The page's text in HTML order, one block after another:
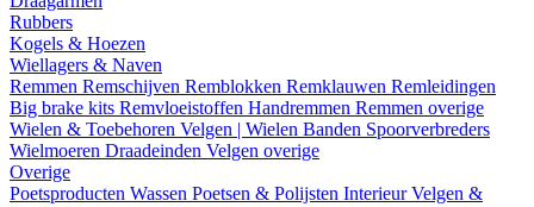
Rubbers
Kogels & Hoezen
Wiellagers & Naven
Remmen Remschijven Remblokken Remklauwen Remleidingen
Big brake kits Remvloeistoffen Handremmen Remmen overige
Wielen & Toebehoren Velgen | Wielen Banden Spoorverbreders
Wielmoeren Draadeinden Velgen overige
Overige
Poetsproducten Wassen Poetsen & Polijsten InterieurVelgen &